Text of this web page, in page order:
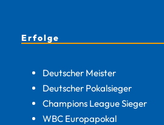
Erfolge
Deutscher Meister
Deutscher Pokalsieger
Champions League Sieger
WBC Europapokal